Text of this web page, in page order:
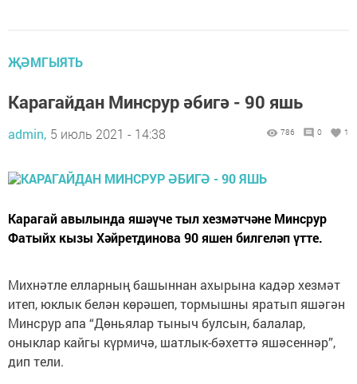
ҖӘМГЫЯТЬ
Карагайдан Минсрур әбигә - 90 яшь
admin, 5 июль 2021 - 14:38 786 0 1
Карагай авылында яшәүче тыл хезмәтчәне Минсрур
Фатыйх кызы Хәйретдинова 90 яшен билгеләп үтте.
Михнәтле елларның башыннан ахырына кадәр хезмәт
итеп, юклык белән көрәшеп, тормышны яратып яшәгән
Минсрур апа “Дөньялар тыныч булсын, балалар,
оныклар кайгы күрмичә, шатлык-бәхеттә яшәсеннәр”,
дип тели.